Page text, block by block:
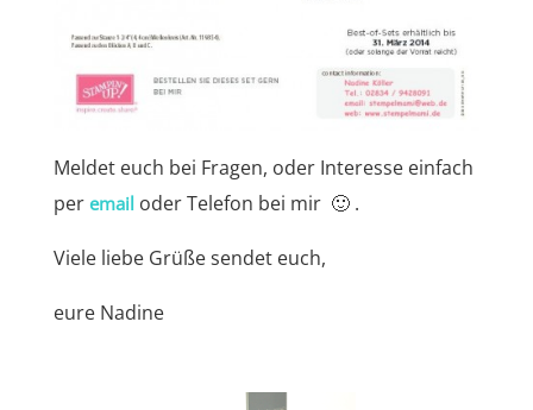
Meldet euch bei Fragen, oder Interesse einfach
per email oder Telefon bei mir 🙂 .
Viele liebe Grüße sendet euch,
eure Nadine